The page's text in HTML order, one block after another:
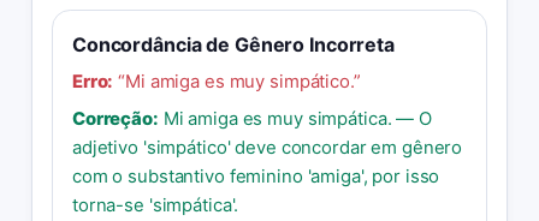
Concordância de Gênero Incorreta
Erro: “Mi amiga es muy simpático.”
Correção: Mi amiga es muy simpática. — O
adjetivo 'simpático' deve concordar em gênero
com o substantivo feminino 'amiga', por isso
torna-se 'simpática'.